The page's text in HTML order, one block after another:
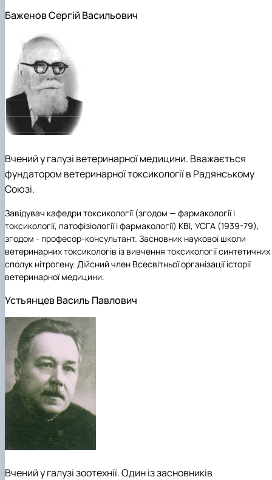
Баженов Сергій Васильович
Вчений у галузі ветеринарної медицини. Вважається
фундатором ветеринарної токсикології в Радянському
Союзі.
Завідувач кафедри токсикології (згодом — фармакології і
токсикології, патофізіології і фармакології) КВІ, УСГА (1939-79),
згодом - професор-консультант. Засновник наукової школи
ветеринарних токсикологів із вивчення токсикології синтетичних
сполук нітрогену. Дійсний член Всесвітньої організації історії
ветеринарної медицини.
Устьянцев Василь Павлович
Вчений у галузі зоотехнії. Один із засновників